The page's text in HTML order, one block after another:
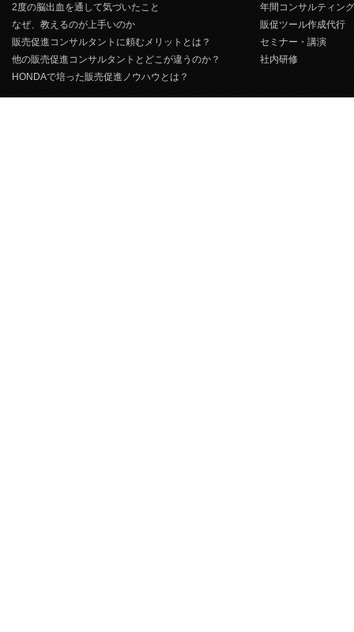
2度の脳出血を通して気づいたこと
なぜ、教えるのが上手いのか
販売促進コンサルタントに頼むメリットとは？
他の販売促進コンサルタントとどこが違うのか？
HONDAで培った販売促進ノウハウとは？
年間コンサルティング
販促ツール作成代行
セミナー・講演
社内研修